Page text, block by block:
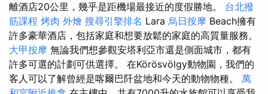
離酒店20公里，幾乎是距機場最接近的度假勝地。 台北撥
筋課程 烤肉 外燴 搜尋引擎排名 Lara 烏日按摩 Beach擁有
許多豪華酒店，包括家庭和想要放鬆的家庭的高質量服務。
大甲按摩 無論我們想參觀安塔利亞市還是側面城市，都有
許多可選的計劃可供選擇。 在Körösvölgy動物園，我們的
客人可以了解曾經是喀爾巴阡盆地和今天的動物物種。 萬